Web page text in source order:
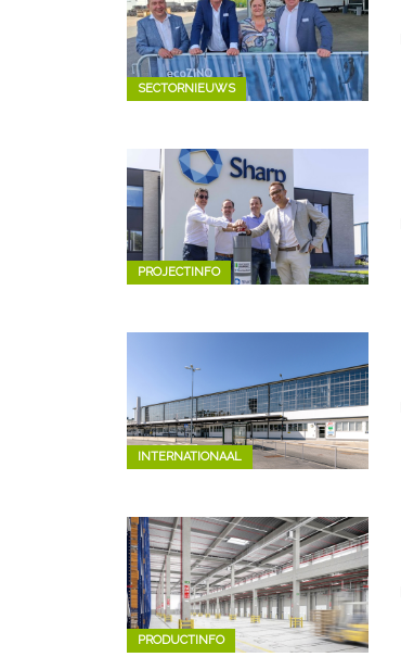
SECTORNIEUWS
PROJECTINFO
INTERNATIONAAL
PRODUCTINFO